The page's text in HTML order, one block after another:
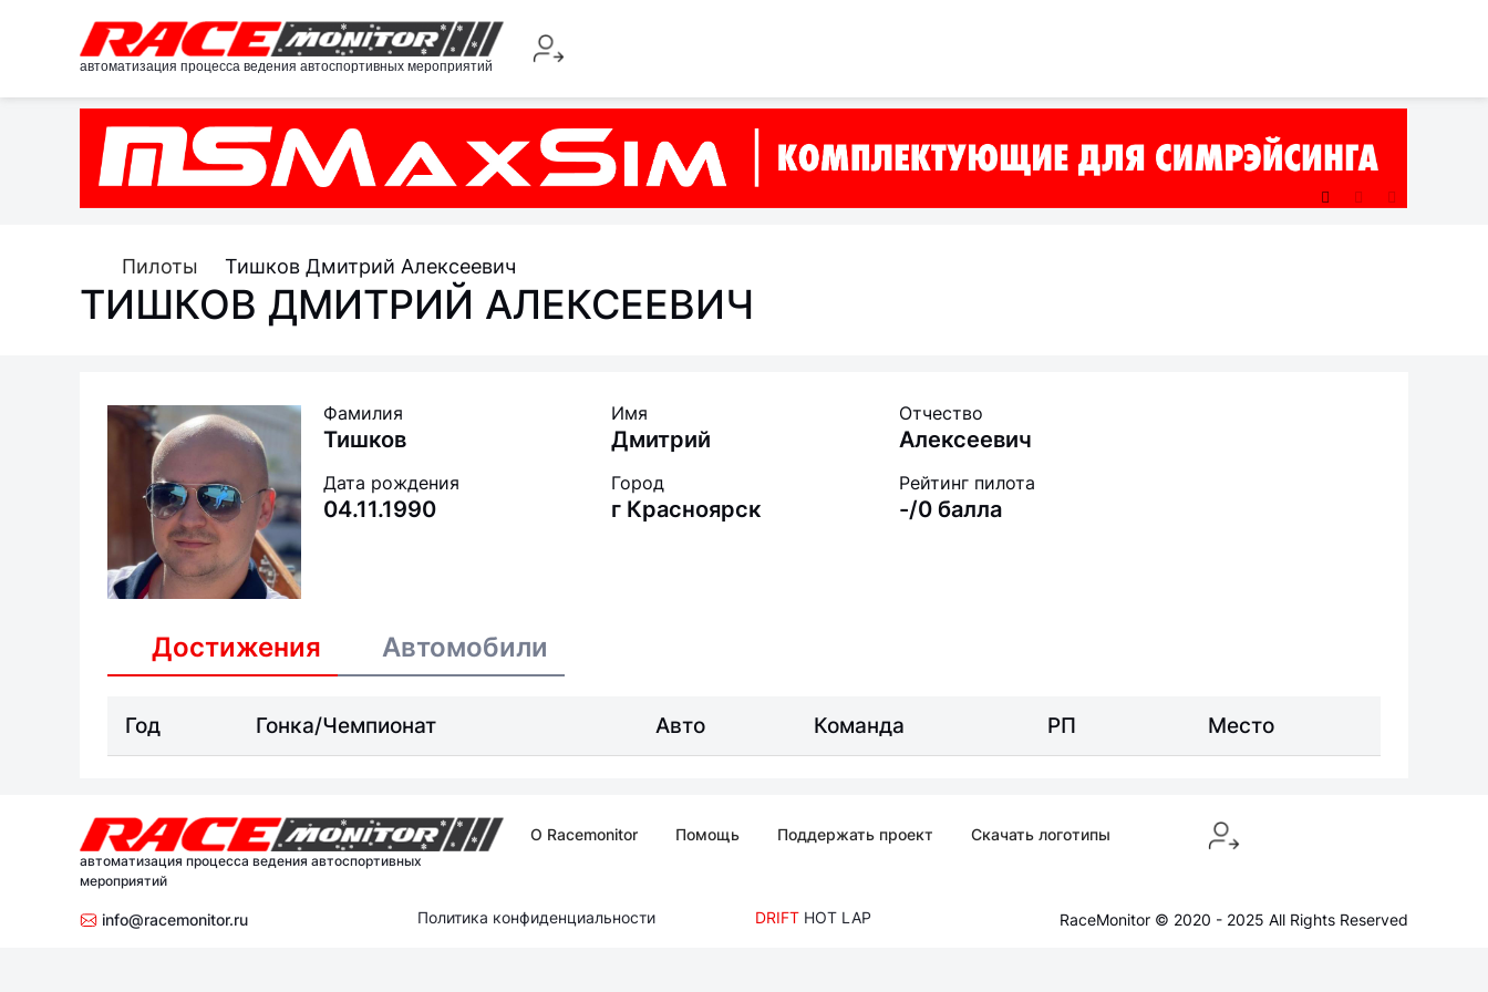
автоматизация процесса ведения автоспортивных мероприятий
Пилоты Тишков Дмитрий Алексеевич
ТИШКОВ ДМИТРИЙ АЛЕКСЕЕВИЧ
Фамилия
Тишков
Имя
Дмитрий
Отчество
Алексеевич
Дата рождения
04.11.1990
Город
г Красноярск
Рейтинг пилота
-/0 балла
Достижения Автомобили
Год Гонка/Чемпионат Авто Команда РП Место
автоматизация процесса ведения автоспортивных
мероприятий
О Racemonitor Помощь Поддержать проект Скачать логотипы
info@racemonitor.ru Политика конфиденциальности DRIFT HOT LAP RaceMonitor © 2020 - 2025 All Rights Reserved